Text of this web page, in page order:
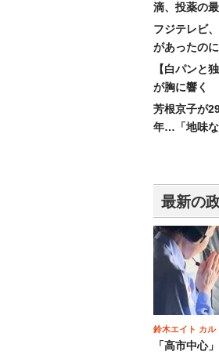
滴、投薬の
フジテレビ
があったの
【白パンと
が胸に響く
芳根京子が
年…「地味な
最新の
鈴木エイト カル
「高市中心